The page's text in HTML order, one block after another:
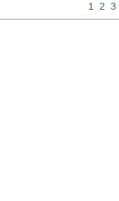
1 2 3